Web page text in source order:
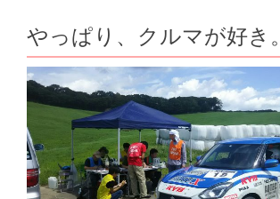
やっぱり、クルマが好き。